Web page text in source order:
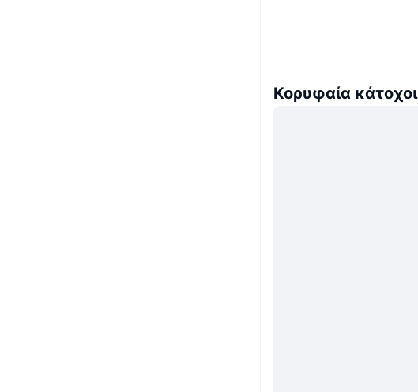
Κορυφαία κάτοχοι